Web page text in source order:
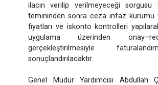
ilacın verilip verilmeyeceği sorgusu
temininden sonra ceza infaz kurumu
fiyatları ve iskonto kontrolleri
uygulama üzerinden
gerçekleştirilmesiyle
sonuçlandırılacaktır.
Genel Müdür Yardımcısı Abdullah